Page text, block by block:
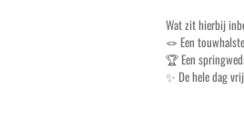
Wat zit hierbij
🪢 Een
🏆 Een
✨ De hele dag